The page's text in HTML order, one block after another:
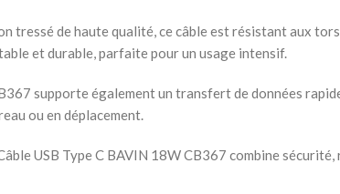
tressé de haute qualité, ce câble est résistant aux
et durable, parfaite pour un usage intensif.
supporte également un transfert de données
ou en déplacement.
USB Type C BAVIN 18W CB367 combine